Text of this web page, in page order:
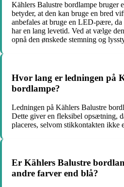
Kählers Balustre bordlampe bruger
betyder, at den kan bruge en bred
anbefales at bruge en LED-pære,
har en lang levetid. Ved at vælge
opnå den ønskede stemning og
Hvor lang er ledningen på
bordlampe?
Ledningen på Kählers Balustre
Dette giver en fleksibel opsætning,
placeres, selvom stikkontakten ikke
Er Kählers Balustre
andre farver end blå?